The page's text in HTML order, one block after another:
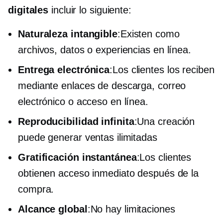
digitales incluir lo siguiente:
Naturaleza intangible:Existen como
archivos, datos o experiencias en línea.
Entrega electrónica:Los clientes los reciben
mediante enlaces de descarga, correo
electrónico o acceso en línea.
Reproducibilidad infinita:Una creación
puede generar ventas ilimitadas
Gratificación instantánea:Los clientes
obtienen acceso inmediato después de la
compra.
Alcance global :No hay limitaciones